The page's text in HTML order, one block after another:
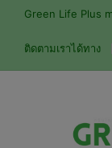
Green Life Plus
ติดตามเราได้ทาง